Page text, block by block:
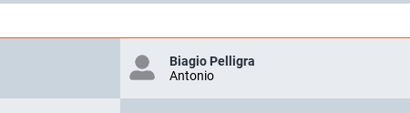
Biagio Pelligra
Antonio